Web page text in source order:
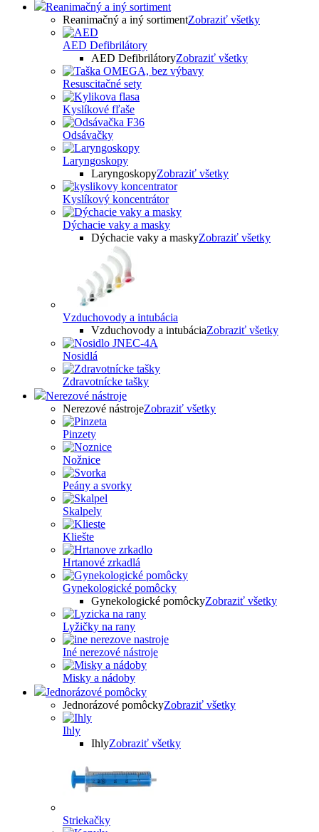
Reanimačný a iný sortiment
Reanimačný a iný sortimentZobraziť všetky
AED Defibrilátory
AED DefibrilátoryZobraziť všetky
Resuscitačné sety
Kyslíkové fľaše
Odsávačky
Laryngoskopy
LaryngoskopyZobraziť všetky
Kyslíkový koncentrátor
Dýchacie vaky a masky
Dýchacie vaky a maskyZobraziť všetky
Vzduchovody a intubácia
Vzduchovody a intubáciaZobraziť všetky
Nosidlá
Zdravotnícke tašky
Nerezové nástroje
Nerezové nástrojeZobraziť všetky
Pinzety
Nožnice
Peány a svorky
Skalpely
Kliešte
Hrtanové zrkadlá
Gynekologické pomôcky
Gynekologické pomôckyZobraziť všetky
Lyžičky na rany
Iné nerezové nástroje
Misky a nádoby
Jednorázové pomôcky
Jednorázové pomôckyZobraziť všetky
Ihly
IhlyZobraziť všetky
Striekačky